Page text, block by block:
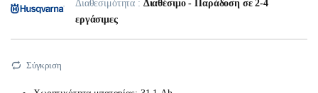
Διαθεσιμότητα : Διαθέσιμο - Παράδοση σε 2-4
εργάσιμες
Σύγκριση